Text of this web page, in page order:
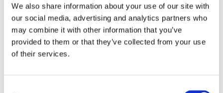
We also share information about your use of our site with
our social media, advertising and analytics partners who
may combine it with other information that you’ve
provided to them or that they’ve collected from your use
of their services.
Lars ”Lasse” Fransén